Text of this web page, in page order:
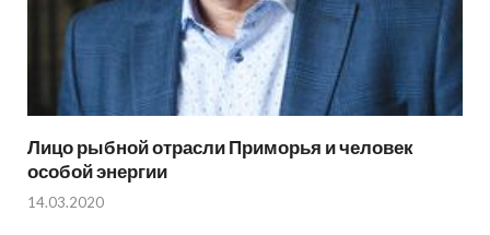
Лицо рыбной отрасли Приморья и человек
особой энергии
14.03.2020